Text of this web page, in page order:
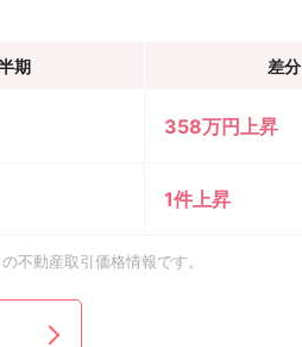
期 差分
358万円上昇
1件上昇
不動産取引価格情報です。